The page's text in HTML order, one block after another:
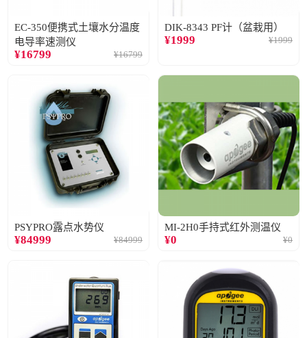
EC-350便携式土壤水分温度
电导率速测仪
¥16799 ¥16799
DIK-8343 PF计（盆栽用）
¥1999 ¥1999
PSYPRO露点水势仪
¥84999 ¥84999
MI-2H0手持式红外测温仪
¥0 ¥0